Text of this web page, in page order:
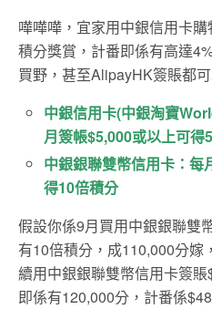
嘩嘩嘩，宜家用中銀信用卡
積分獎賞，計番即係有高達
買野，甚至AlipayHK簽賬都
中銀信用卡(中銀淘寶
月簽帳$5,000或以上可得
中銀銀聯雙幣信用卡：每
得10倍積分
假設你係9月買用中銀銀聯雙
有10倍積分，成110,000分嫁
續用中銀銀聯雙幣信用卡簽
即係有120,000分，計番係